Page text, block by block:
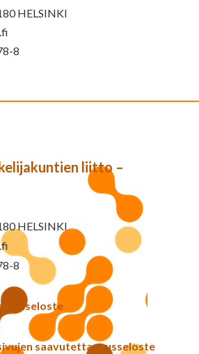
HELSINKI
8
liitto –
HELSINKI
8
saavutettavuusseloste